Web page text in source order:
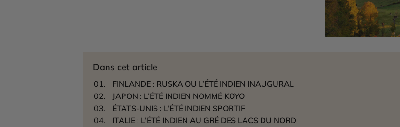
Dans cet article
FINLANDE : RUSKA OU L’ÉTÉ INDIEN INAUGURAL
JAPON : L’ÉTÉ INDIEN NOMMÉ KOYO
ÉTATS-UNIS : L’ÉTÉ INDIEN SPORTIF
ITALIE : L’ÉTÉ INDIEN AU GRÉ DES LACS DU NORD